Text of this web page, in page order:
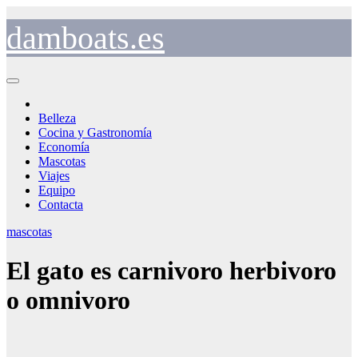
contenido
damboats.es
Belleza
Cocina y Gastronomía
Economía
Mascotas
Viajes
Equipo
Contacta
mascotas
El gato es carnivoro herbivoro
o omnivoro